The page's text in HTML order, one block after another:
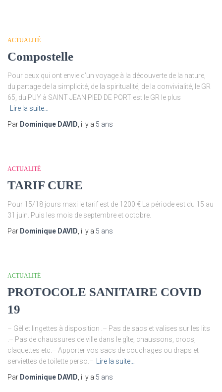
ACTUALITÉ
Compostelle
Pour ceux qui ont envie d’un voyage à la découverte de la nature,
du partage de la simplicité, de la spiritualité, de la convivialité, le GR
65, du PUY à SAINT JEAN PIED DE PORT est le GR le plus
Lire la suite…
Par Dominique DAVID , il y a 5 ans
ACTUALITÉ
TARIF CURE
Pour 15/18 jours maxi le tarif est de 1200 € La période est du 15 au
31 juin. Puis les mois de septembre et octobre.
Par Dominique DAVID , il y a 5 ans
ACTUALITÉ
PROTOCOLE SANITAIRE COVID
19
– Gèl et lingettes à disposition .– Pas de sacs et valises sur les lits
.– Pas de chaussures de ville dans le gîte, chaussons, crocs,
claquettes etc.– Apporter vos sacs de couchages ou draps et
serviettes de toilette perso.–
Lire la suite…
Par Dominique DAVID , il y a 5 ans